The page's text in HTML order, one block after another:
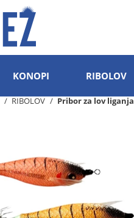
KONOPI RIBOLOV
RIBOLOV Pribor za lov liganja